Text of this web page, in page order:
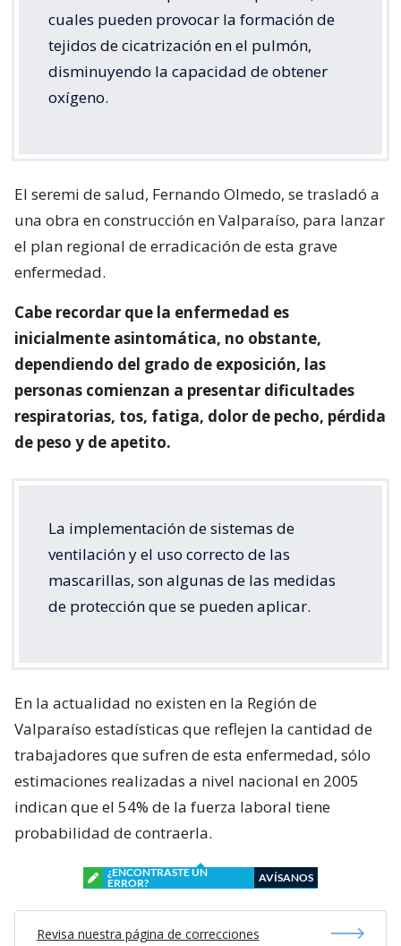
cuales pueden provocar la formación de
tejidos de cicatrización en el pulmón,
disminuyendo la capacidad de obtener
oxígeno.
El seremi de salud, Fernando Olmedo, se trasladó a
una obra en construcción en Valparaíso, para lanzar
el plan regional de erradicación de esta grave
enfermedad.
Cabe recordar que la enfermedad es
inicialmente asintomática, no obstante,
dependiendo del grado de exposición, las
personas comienzan a presentar dificultades
respiratorias, tos, fatiga, dolor de pecho, pérdida
de peso y de apetito.
La implementación de sistemas de
ventilación y el uso correcto de las
mascarillas, son algunas de las medidas
de protección que se pueden aplicar.
En la actualidad no existen en la Región de
Valparaíso estadísticas que reflejen la cantidad de
trabajadores que sufren de esta enfermedad, sólo
estimaciones realizadas a nivel nacional en 2005
indican que el 54% de la fuerza laboral tiene
probabilidad de contraerla.
¿ENCONTRASTE UN
ERROR?
AVÍSANOS
Revisa nuestra página de correcciones